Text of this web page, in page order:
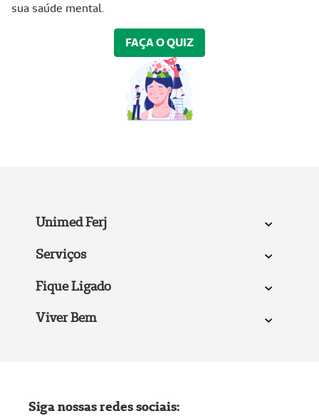
sua saúde mental.
FAÇA O QUIZ
Unimed Ferj
Serviços
Fique Ligado
Viver Bem
Siga nossas redes sociais: